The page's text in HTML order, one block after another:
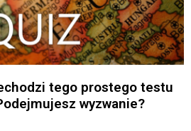
tego prostego testu
wyzwanie?